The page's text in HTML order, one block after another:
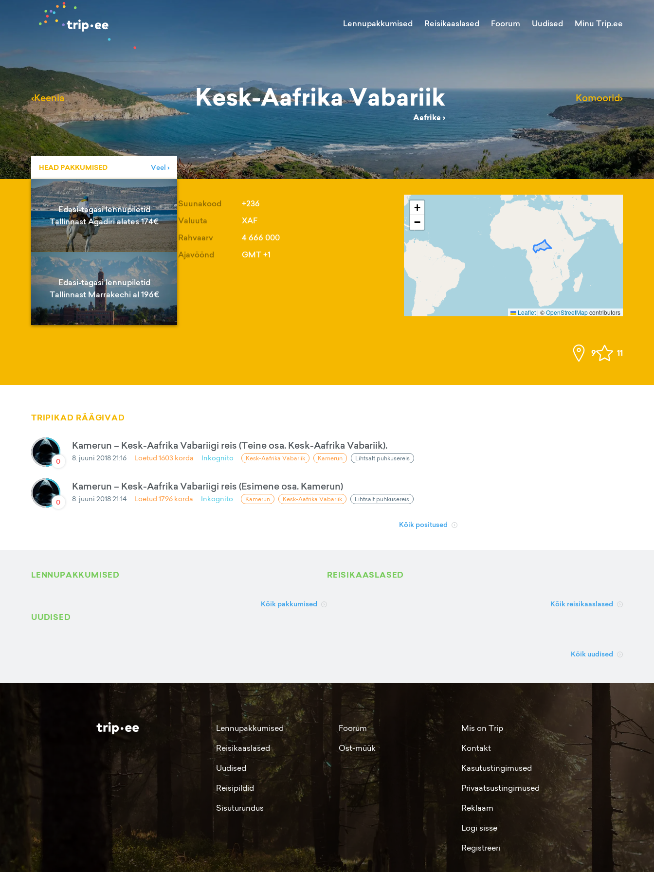
Lennupakkumised Reisikaaslased Foorum Uudised Minu Trip.ee
‹Keenia Kesk-Aafrika Vabariik
Aafrika ›
Komoorid›
HEAD PAKKUMISED Veel ›
Edasi-tagasi lennupiletid
Tallinnast Agadiri alates 174€
Edasi-tagasi lennupiletid
Tallinnast Marrakechi al 196€
Suunakood
+236
Valuuta
XAF
Rahvaarv
4 666 000
Ajavöönd
GMT +1
+
−
Leaflet | ©OpenStreetMapcontributors
9 11
TRIPIKAD RÄÄGIVAD
0
Kamerun – Kesk-Aafrika Vabariigi reis (Teine osa. Kesk-Aafrika Vabariik).
8. juuni 2018 21:16 Loetud 1603 korda Inkognito Kesk-Aafrika Vabariik Kamerun Lihtsalt puhkusereis
0
Kamerun – Kesk-Aafrika Vabariigi reis (Esimene osa. Kamerun)
8. juuni 2018 21:14 Loetud 1796 korda Inkognito Kamerun Kesk-Aafrika Vabariik Lihtsalt puhkusereis
Kõik positused
LENNUPAKKUMISED
Kõik pakkumised
REISIKAASLASED
Kõik reisikaaslased
UUDISED
Kõik uudised
Lennupakkumised
Reisikaaslased
Uudised
Reisipildid
Sisuturundus
Foorum
Ost-müük
Mis on Trip
Kontakt
Kasutustingimused
Privaatsustingimused
Reklaam
Logi sisse
Registreeri